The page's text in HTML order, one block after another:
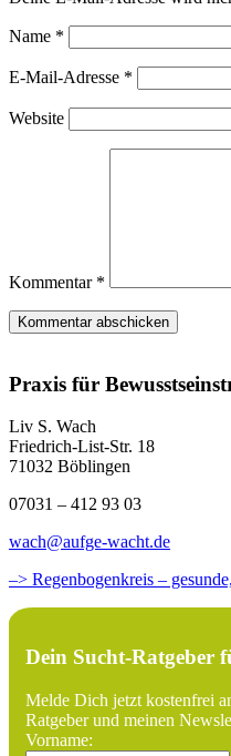
Name *
E-Mail-Adresse *
Website
Kommentar *
Praxis für
Liv S. Wach
Friedrich-List-Str. 18
71032 Böblingen
07031 – 412 93 03
wach@aufge-wacht.de
–> Regenbogenkreis –
Dein Sucht-Ratgeber
Melde Dich jetzt kostenfrei
Ratgeber und meinen
Vorname: